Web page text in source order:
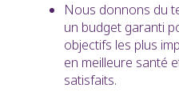
Nous donnons du
un budget garanti
objectifs les plus
en meilleure santé
satisfaits.